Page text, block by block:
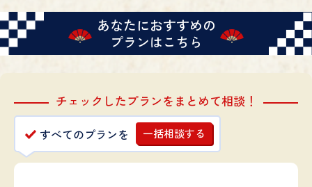
あなたにおすすめの
プランはこちら
チェックしたプランをまとめて相談！
すべてのプランを 一括相談する